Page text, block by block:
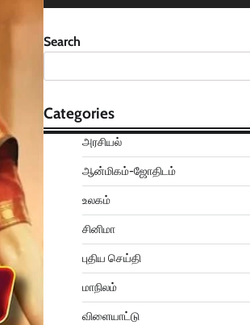
Search
Categories
அரசியல்
ஆன்மிகம்-ஜோதிடம்
உலகம்
சினிமா
புதிய செய்தி
மாநிலம்
விளையாட்டு